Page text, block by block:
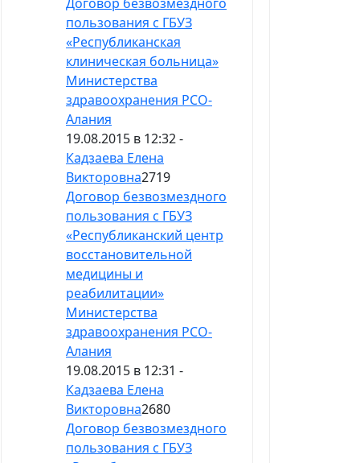
пользования с ГБУЗ
«Республиканская
клиническая больница»
Министерства
здравоохранения РСО-
Алания
19.08.2015 в 12:32 -
Кадзаева Елена
Викторовна2719
Договор безвозмездного
пользования с ГБУЗ
«Республиканский центр
восстановительной
медицины и
реабилитации»
Министерства
здравоохранения РСО-
Алания
19.08.2015 в 12:31 -
Кадзаева Елена
Викторовна2680
Договор безвозмездного
пользования с ГБУЗ